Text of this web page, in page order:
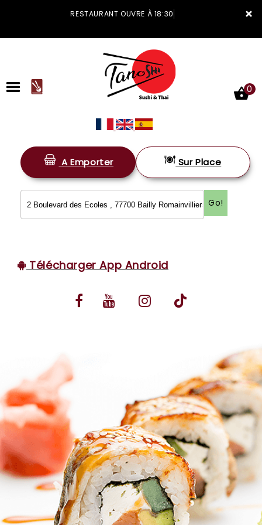
×
RESTAURANT OUVRE À 18:30
ACCUEIL
LA CARTE
VOS AVIS
MENTIONS LÉGALES
0
A Emporter Sur Place
Go!
Télécharger App Android